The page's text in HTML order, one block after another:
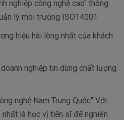
nghiệp công nghệ cao" thông
lý môi trường ISO14001
hiệu hài lòng nhất của khách
nghiệp tin dùng chất lượng
nghệ Nam Trung Quốc" Với
là học vị tiến sĩ để nghiên